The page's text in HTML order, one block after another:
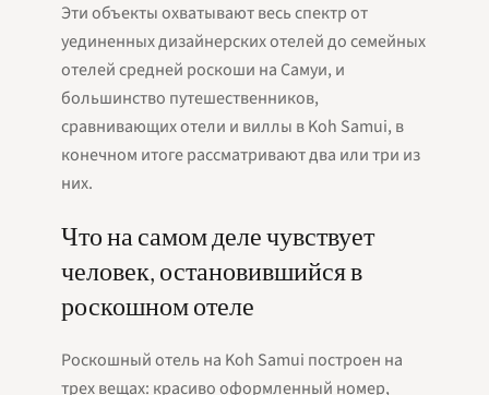
Эти объекты охватывают весь спектр от
уединенных дизайнерских отелей до семейных
отелей средней роскоши на Самуи, и
большинство путешественников,
сравнивающих отели и виллы в Koh Samui, в
конечном итоге рассматривают два или три из
них.
Что на самом деле чувствует
человек, остановившийся в
роскошном отеле
Роскошный отель на Koh Samui построен на
трех вещах: красиво оформленный номер,